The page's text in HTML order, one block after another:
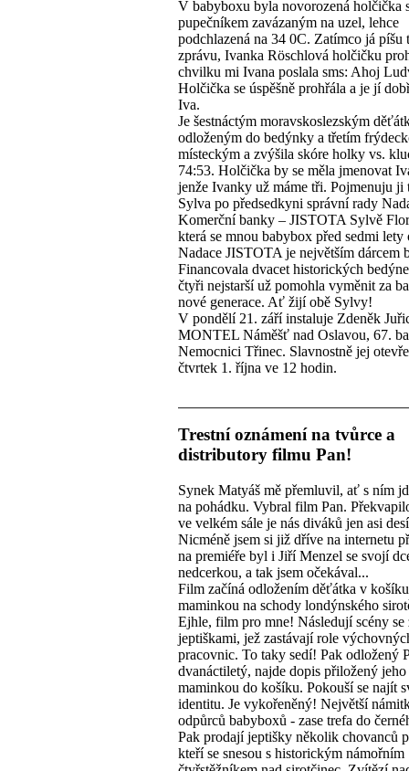
V babyboxu byla novorozená holčička
pupečníkem zavázaným na uzel, lehce
podchlazená na 34 0C. Zatímco já píšu
zprávu, Ivanka Röschlová holčičku
chvilku mi Ivana poslala sms: Ahoj
Holčička se úspěšně prohřála a je jí
Iva.
Je šestnáctým moravskoslezským
odloženým do bedýnky a třetím
místeckým a zvýšila skóre holky vs.
74:53. Holčička by se měla jmenovat
jenže Ivanky už máme tři. Pojmenuju ji
Sylva po předsedkyni správní rady
Komerční banky – JISTOTA Sylvě
která se mnou babybox před sedmi lety
Nadace JISTOTA je největším dárcem
Financovala dvacet historických
čtyři nejstarší už pomohla vyměnit za
nové generace. Ať žijí obě Sylvy!
V pondělí 21. září instaluje Zdeněk
MONTEL Náměšť nad Oslavou, 67.
Nemocnici Třinec. Slavnostně jej
čtvrtek 1. října ve 12 hodin.
Trestní oznámení na tvůrce a
distributory filmu Pan!
Synek Matyáš mě přemluvil, ať s ním
na pohádku. Vybral film Pan.
ve velkém sále je nás diváků jen asi
Nicméně jsem si již dříve na internetu
na premiéře byl i Jiří Menzel se svojí
nedcerkou, a tak jsem očekával...
Film začíná odložením děťátka v košíku
maminkou na schody londýnského
Ejhle, film pro mne! Následují scény
jeptiškami, jež zastávají role
pracovnic. To taky sedí! Pak odložený
dvanáctiletý, najde dopis přiložený jeho
maminkou do košíku. Pokouší se najít
identitu. Je vykořeněný! Největší
odpůrců babyboxů - zase trefa do
Pak prodají jeptišky několik chovanců
kteří se snesou s historickým námořním